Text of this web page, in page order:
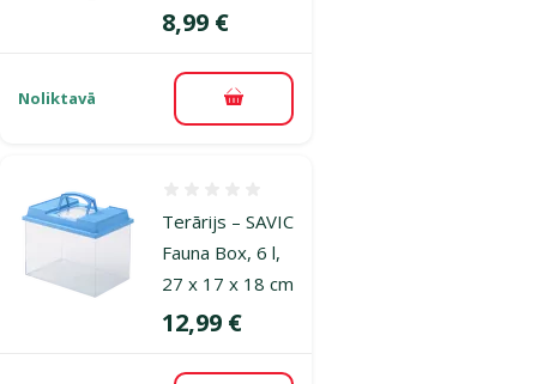
Cena
8,99 €
Noliktavā Pievienot grozam
Terārijs – SAVIC
Fauna Box, 6 l,
27 x 17 x 18 cm
Cena
12,99 €